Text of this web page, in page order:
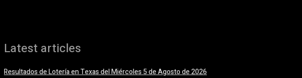
Latest articles
Resultados de Lotería en Texas del Miércoles 5 de Agosto de 2026